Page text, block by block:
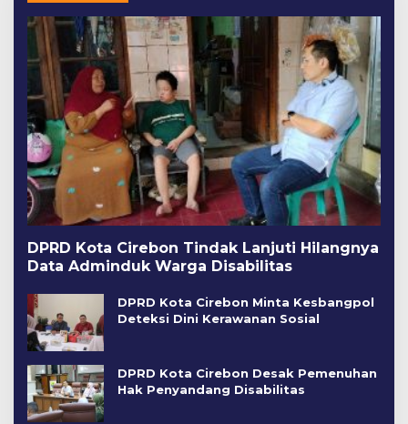
DPRD Kota Cirebon Tindak Lanjuti Hilangnya
Data Adminduk Warga Disabilitas
DPRD Kota Cirebon Minta Kesbangpol
Deteksi Dini Kerawanan Sosial
DPRD Kota Cirebon Desak Pemenuhan
Hak Penyandang Disabilitas